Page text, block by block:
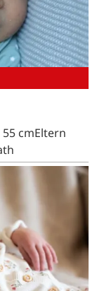
cmEltern